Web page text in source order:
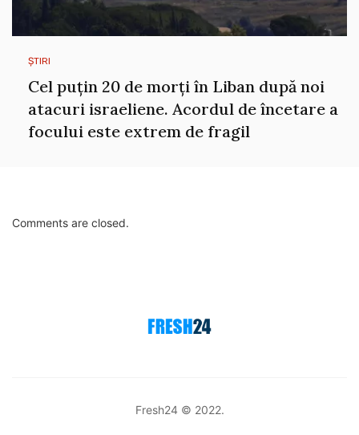
ȘTIRI
Cel puțin 20 de morți în Liban după noi
atacuri israeliene. Acordul de încetare a
focului este extrem de fragil
Comments are closed.
Fresh24 © 2022.